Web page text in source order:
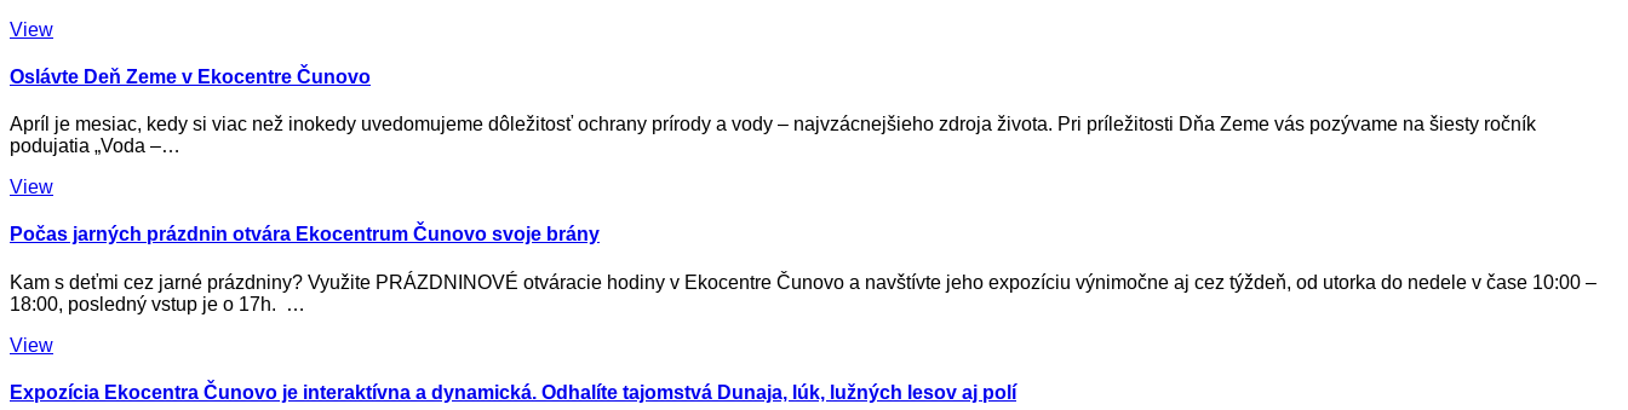
View
Oslávte Deň Zeme v Ekocentre Čunovo
Apríl je mesiac, kedy si viac než inokedy uvedomujeme dôležitosť ochrany prírody a vody – najvzácnejšieho zdroja života. Pri príležitosti Dňa Zeme vás pozývame na šiesty ročník
podujatia „Voda –…
View
Počas jarných prázdnin otvára Ekocentrum Čunovo svoje brány
Kam s deťmi cez jarné prázdniny? Využite PRÁZDNINOVÉ otváracie hodiny v Ekocentre Čunovo a navštívte jeho expozíciu výnimočne aj cez týždeň, od utorka do nedele v čase 10:00 –
18:00, posledný vstup je o 17h. …
View
Expozícia Ekocentra Čunovo je interaktívna a dynamická. Odhalíte tajomstvá Dunaja, lúk, lužných lesov aj polí